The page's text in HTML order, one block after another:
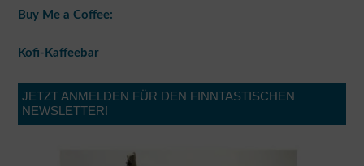
Buy Me a Coffee:
Kofi-Kaffeebar
JETZT ANMELDEN FÜR DEN FINNTASTISCHEN
NEWSLETTER!